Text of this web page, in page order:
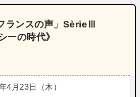
ランスの声」SèrieⅢ
ーの時代》
4月23日（木）